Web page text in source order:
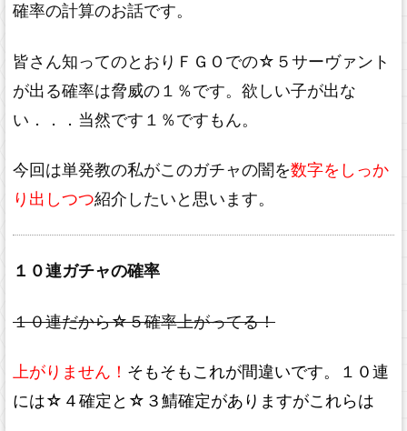
確率の計算のお話です。
皆さん知ってのとおりＦＧＯでの☆５サーヴァント
が出る確率は脅威の１％です。欲しい子が出な
い．．．当然です１％ですもん。
今回は単発教の私がこのガチャの闇を数字をしっか
り出しつつ紹介したいと思います。
１０連ガチャの確率
１０連だから☆５確率上がってる！
上がりません！ そもそもこれが間違いです。１０連
には☆４確定と☆３鯖確定がありますがこれらは